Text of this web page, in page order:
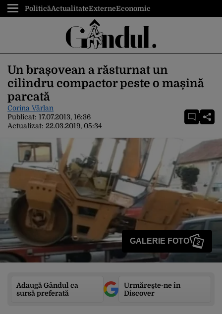
PoliticăActualitateExterneEconomic
Un brașovean a răsturnat un
cilindru compactor peste o mașină
parcată
Corina Vârlan
Publicat: 17.07.2013, 16:36
Actualizat: 22.03.2019, 05:34
GALERIE FOTO 2
Adaugă Gândul ca
sursă preferată
Urmărește-ne în
Discover